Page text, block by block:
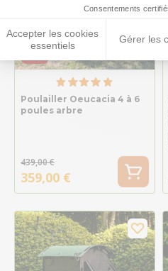
Consentements
Accepter les cookies
essentiels
Gérer les
-18%
Poulailler Oeucacia 4 à 6
poules arbre
439,00 €
359,00 €